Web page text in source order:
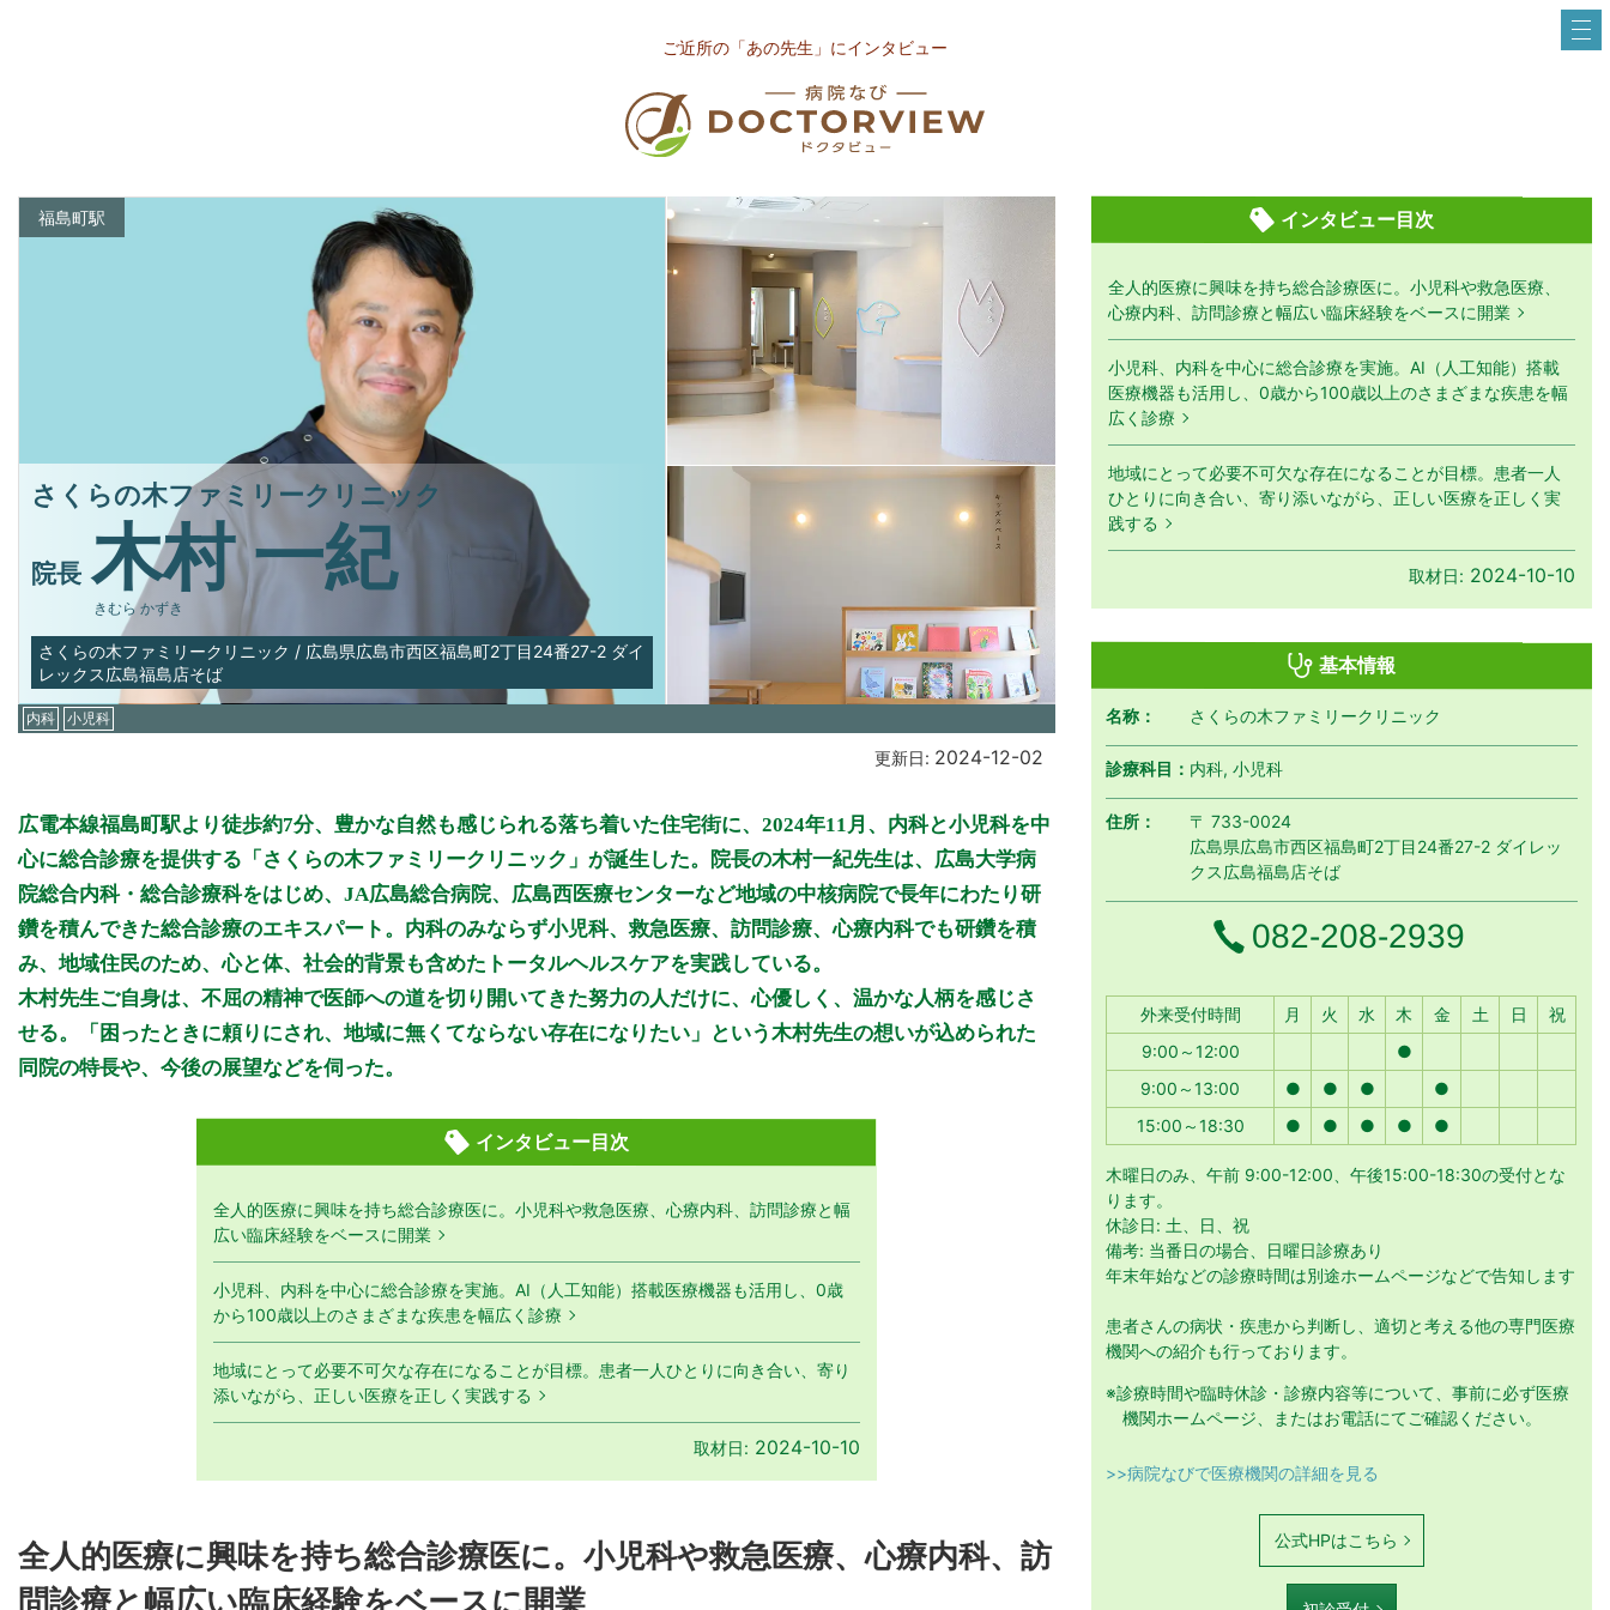
ご近所の「あの先生」にインタビュー
福島町駅
さくらの木ファミリークリニック
院長 木村 一紀
きむら かずき
さくらの木ファミリークリニック / 広島県広島市西区福島町2丁目24番27-2 ダイ
レックス広島福島店そば
内科 小児科
更新日: 2024-12-02
広電本線福島町駅より徒歩約7分、豊かな自然も感じられる落ち着いた住宅街に、2024年11月、内科と小児科を中
心に総合診療を提供する「さくらの木ファミリークリニック」が誕生した。院長の木村一紀先生は、広島大学病
院総合内科・総合診療科をはじめ、JA広島総合病院、広島西医療センターなど地域の中核病院で長年にわたり研
鑽を積んできた総合診療のエキスパート。内科のみならず小児科、救急医療、訪問診療、心療内科でも研鑽を積
み、地域住民のため、心と体、社会的背景も含めたトータルヘルスケアを実践している。
木村先生ご自身は、不屈の精神で医師への道を切り開いてきた努力の人だけに、心優しく、温かな人柄を感じさ
せる。「困ったときに頼りにされ、地域に無くてならない存在になりたい」という木村先生の想いが込められた
同院の特長や、今後の展望などを伺った。
インタビュー目次
全人的医療に興味を持ち総合診療医に。小児科や救急医療、心療内科、訪問診療と幅
広い臨床経験をベースに開業
小児科、内科を中心に総合診療を実施。AI（人工知能）搭載医療機器も活用し、0歳
から100歳以上のさまざまな疾患を幅広く診療
地域にとって必要不可欠な存在になることが目標。患者一人ひとりに向き合い、寄り
添いながら、正しい医療を正しく実践する
取材日: 2024-10-10
全人的医療に興味を持ち総合診療医に。小児科や救急医療、心療内科、訪
問診療と幅広い臨床経験をベースに開業
インタビュー目次
全人的医療に興味を持ち総合診療医に。小児科や救急医療、
心療内科、訪問診療と幅広い臨床経験をベースに開業
小児科、内科を中心に総合診療を実施。AI（人工知能）搭載
医療機器も活用し、0歳から100歳以上のさまざまな疾患を幅
広く診療
地域にとって必要不可欠な存在になることが目標。患者一人
ひとりに向き合い、寄り添いながら、正しい医療を正しく実
践する
取材日: 2024-10-10
基本情報
名称： さくらの木ファミリークリニック
診療科目： 内科, 小児科
住所：
〒 733-0024
広島県広島市西区福島町2丁目24番27-2 ダイレッ
クス広島福島店そば
電話番号
082-208-2939
外来受付時間 月 月曜日
火 火曜日
水 水曜日
木 木曜日
金金曜日
土土曜日
日 日曜日
祝
9:00～12:00
●
9:00～13:00
● ● ●
●
15:00～18:30
● ● ● ● ●
木曜日のみ、午前 9:00-12:00、午後15:00-18:30の受付とな
ります。
休診日: 土、日、祝
備考: 当番日の場合、日曜日診療あり
年末年始などの診療時間は別途ホームページなどで告知します
患者さんの病状・疾患から判断し、適切と考える他の専門医療
機関への紹介も行っております。
※診療時間や臨時休診・診療内容等について、事前に必ず医療
機関ホームページ、またはお電話にてご確認ください。
>>病院なびで医療機関の詳細を見る
公式HPはこちら